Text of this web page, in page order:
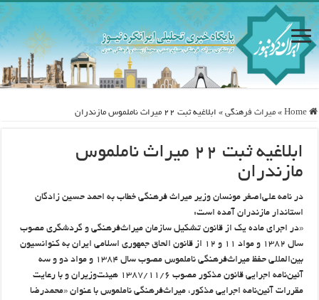
Home
» ميراث فرهنگی » ابلاغیه ثبت ۲۲ میراث ناملموس مازندران
ابلاغیه ثبت ۲۲ میراث ناملموس
مازندران
در نامه علی‌اصغر مونسان وزیر میراث فرهنگی خطاب به احمد حسین زادگان
استاندار مازندران آمده است:
«در اجرای ماده یک از قانون تشکیل سازمان میراث‌فرهنگی و گردشگری مصوب
سال ۱۳۸۲ و مواد ۱۱ و ۱۲ از قانون الحاق جمهوری اسلامی ایران به کنوانسیون
بین‌المللی حفظ میراث‌فرهنگی ناملموس مصوب سال ۱۳۸۴ و مواد دو و سه
آئین‌نامه اجرایی قانون مذکور مصوب ۱۳۸۷/۱۱/۶ هیئت‌وزیران و با رعایت
مقررات آئین‌نامه اجرایی مذکور، میراث‌فرهنگی ناملموس با عنوان «محمدرضا